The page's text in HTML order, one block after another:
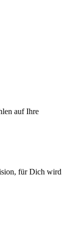
auf Ihre
für Dich wird